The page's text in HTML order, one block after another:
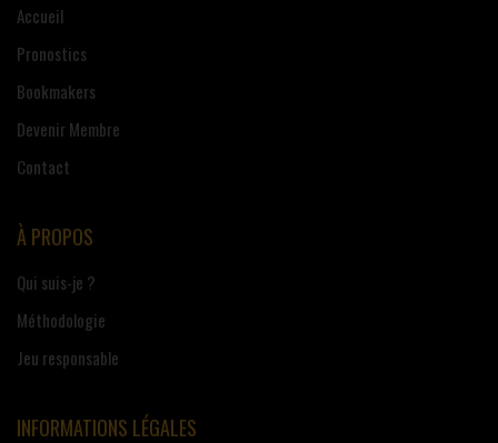
Accueil
Pronostics
Bookmakers
Devenir Membre
Contact
À PROPOS
Qui suis-je ?
Méthodologie
Jeu responsable
INFORMATIONS LÉGALES